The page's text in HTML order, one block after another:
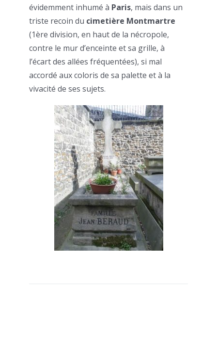
évidemment inhumé à Paris, mais dans un
triste recoin du cimetière Montmartre
(1ère division, en haut de la nécropole,
contre le mur d’enceinte et sa grille, à
l’écart des allées fréquentées), si mal
accordé aux coloris de sa palette et à la
vivacité de ses sujets.